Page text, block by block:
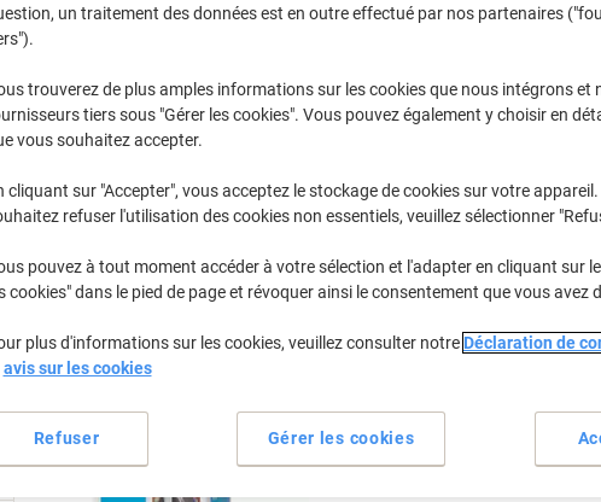
None Northern
et/ou les cartouches précédemment achetéesSe connecter
Northern Telecom Displayjet
Trier par :
un traitement des données est en outre effectué par nos partenaires
trouverez de plus amples informations sur les cookies que nous intégrons et
tiers sous "Gérer les cookies". Vous pouvez également y choisir en
vous souhaitez accepter.
cliquant sur "Accepter", vous acceptez le stockage de cookies sur votre appareil.
refuser l'utilisation des cookies non essentiels, veuillez sélectionner
pouvez à tout moment accéder à votre sélection et l'adapter en cliquant sur le
cookies" dans le pied de page et révoquer ainsi le consentement que vous avez
plus d'informations sur les cookies, veuillez consulter notre Déclaration de
avis sur les cookies
Gérer les cookies
Refuser